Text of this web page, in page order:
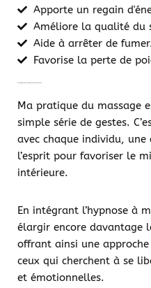
Apporte un regain
Améliore la qualité du
Aide à arrêter de
Favorise la perte de
Ma pratique du massage
simple série de gestes.
avec chaque individu,
l’esprit pour favoriser le
intérieure.
En intégrant l’hypnose à
élargir encore davantage
offrant ainsi une
ceux qui cherchent à se
et émotionnelles.